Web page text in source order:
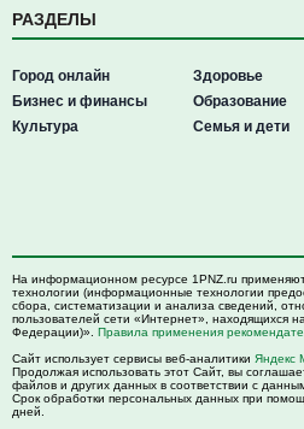
РАЗДЕЛЫ
Город онлайн
Бизнес и финансы
Культура
Здоровье
Образование
Семья и дети
На информационном ресурсе 1PNZ.ru
технологии (информационные технологии
сбора, систематизации и анализа сведений,
пользователей сети «Интернет», находящихся
Федерации)». Правила применения
Сайт использует сервисы веб-аналитики Яндекс
Продолжая использовать этот Сайт, вы
файлов и других данных в соответствии с
Срок обработки персональных данных при
дней.